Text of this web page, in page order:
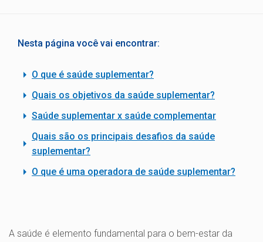
Nesta página você vai encontrar:
O que é saúde suplementar?
Quais os objetivos da saúde suplementar?
Saúde suplementar x saúde complementar
Quais são os principais desafios da saúde
suplementar?
O que é uma operadora de saúde suplementar?
A saúde é elemento fundamental para o bem-estar da